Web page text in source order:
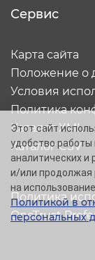
Сервис
Карта сайта
Положение о
Условия
Политика
Каталог XML
Каталог CSV
Политика
OneTrust
Этот сайт
удобство работы
аналитических и
и/или продолжая
на
Политикой в
персональных